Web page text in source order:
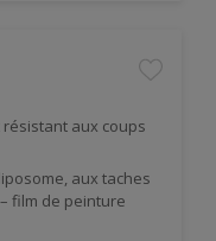
résistant aux coups
aux taches
film de peinture